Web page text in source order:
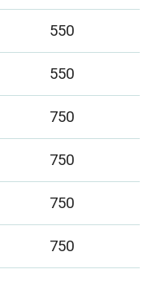
550
550
750
750
750
750